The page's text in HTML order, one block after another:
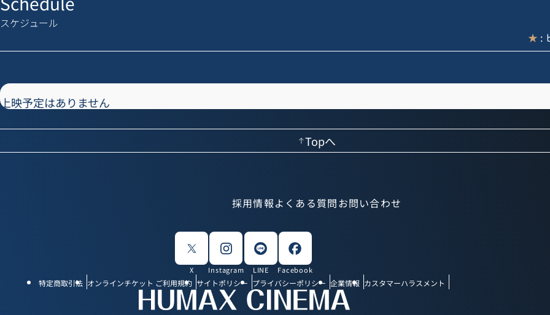
スケジュール
★ :
上映予定はありません
Topへ
採用情報よくある質問お問い合わせ
X Instagram LINE Facebook
特定商取引法 オンラインチケット ご利用規約 サイトポリシー プライバシーポリシー 企業情報 カスタマーハラスメント